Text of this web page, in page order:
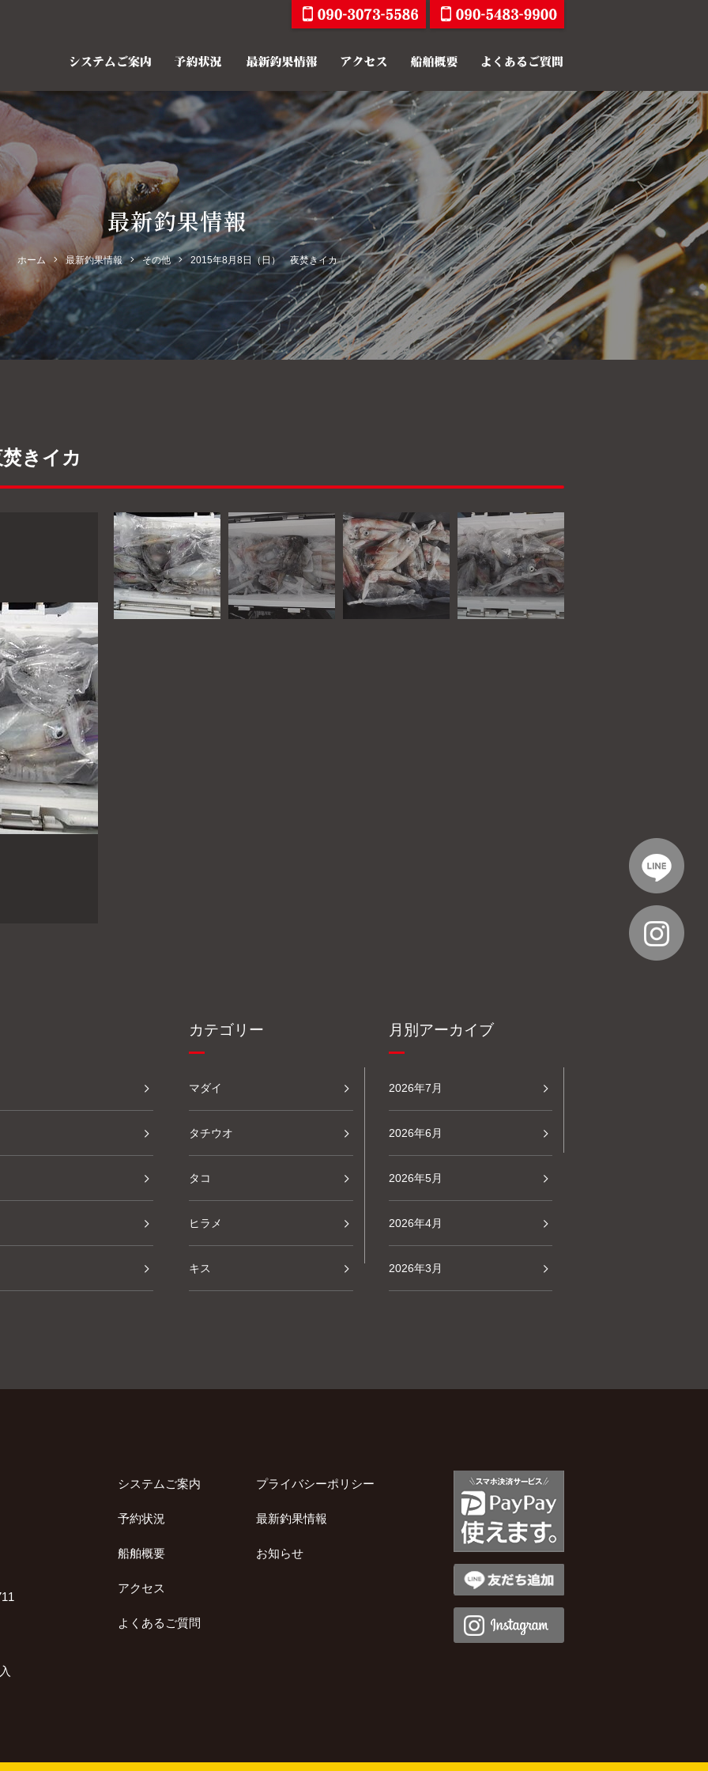
最新釣果情報
ホーム 最新釣果情報 その他 2015年8月8日（日） 夜焚きイカ
きイカ
カテゴリー
マダイ
タチウオ
タコ
ヒラメ
キス
月別アーカイブ
2026年7月
2026年6月
2026年5月
2026年4月
2026年3月
システムご案内
予約状況
船舶概要
アクセス
よくあるご質問
プライバシーポリシー
最新釣果情報
お知らせ